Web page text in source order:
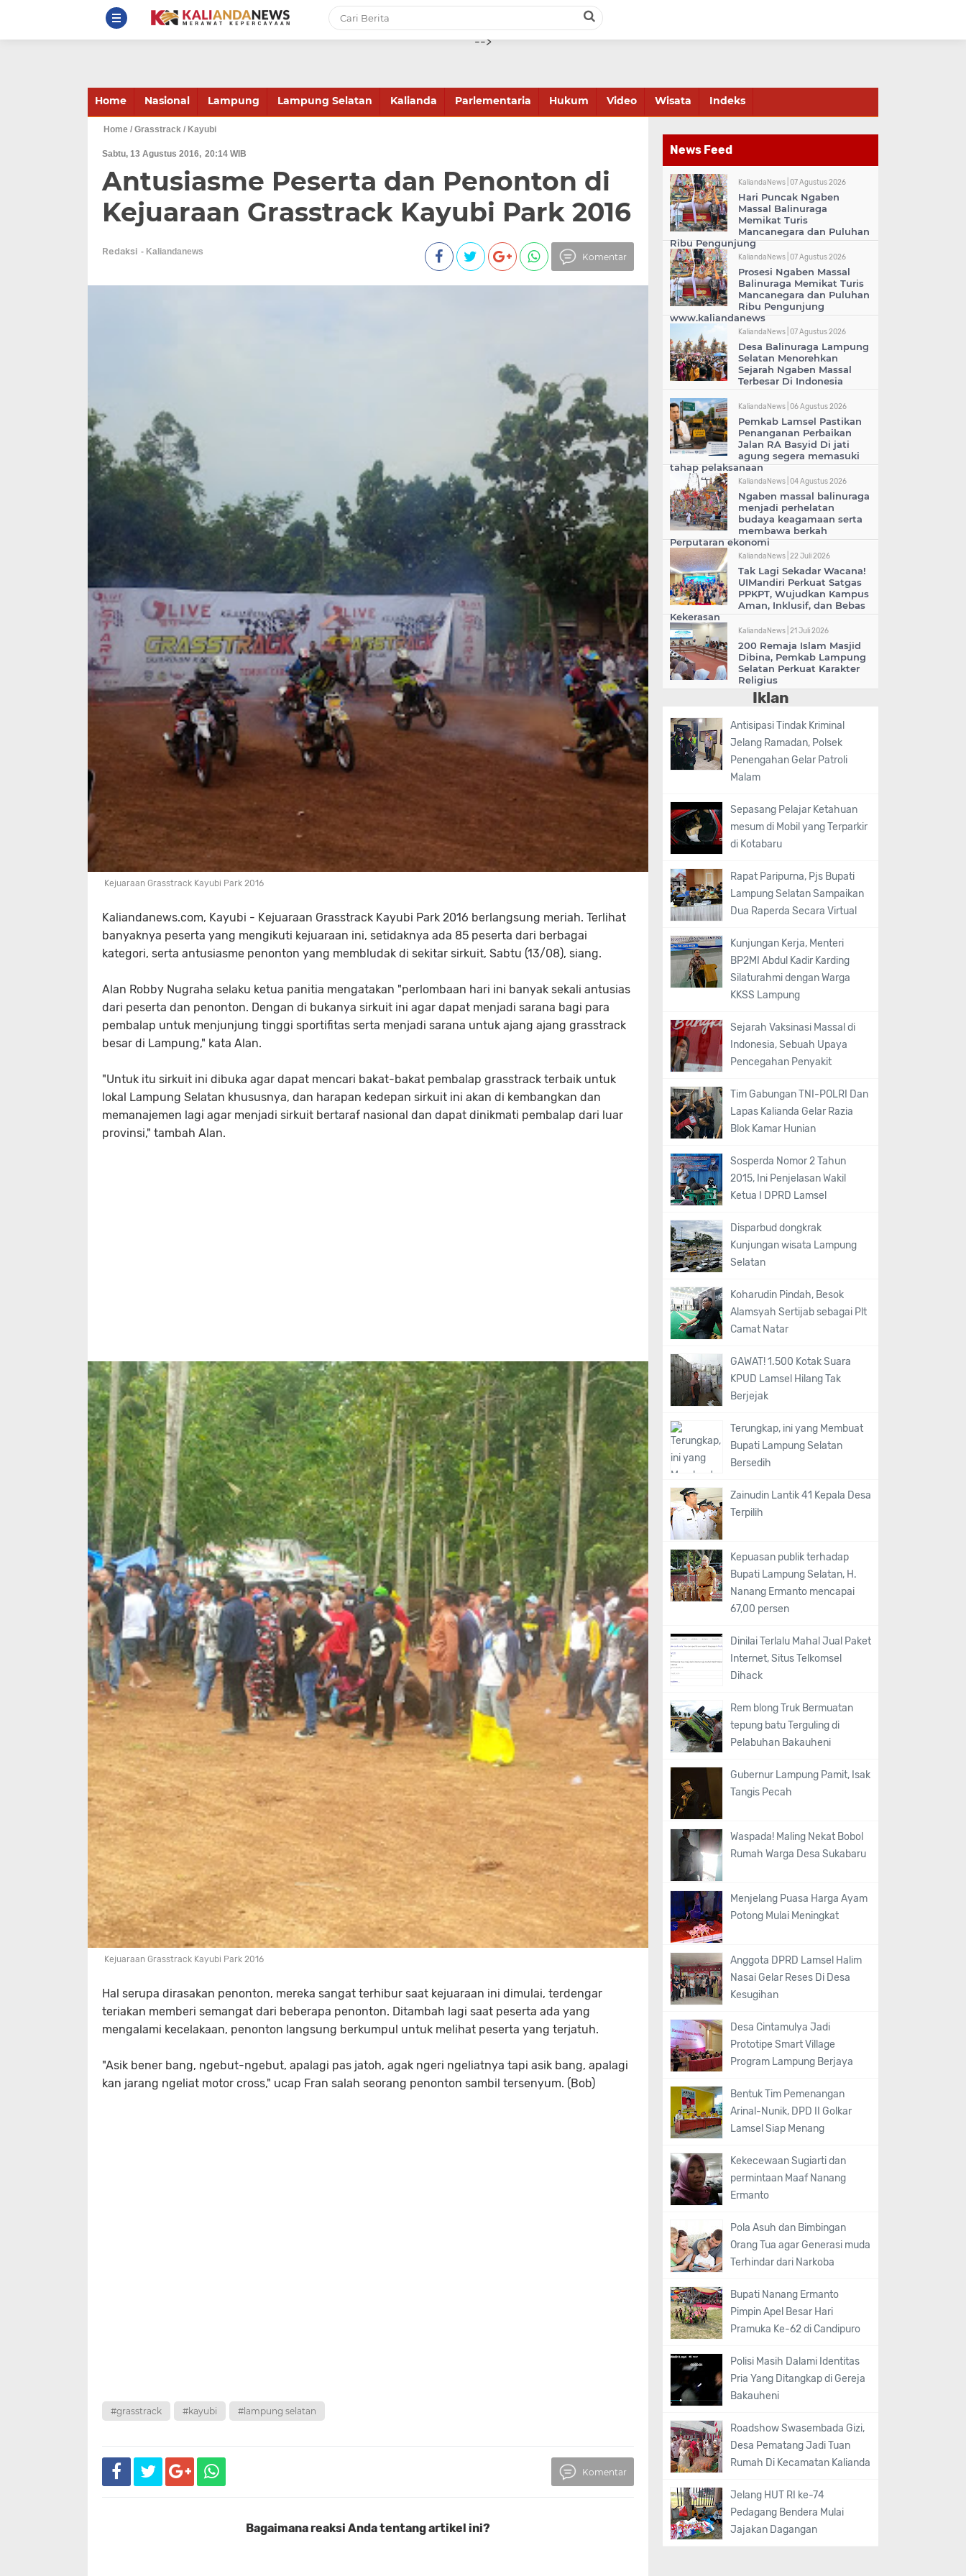
-->
Home Nasional Lampung Lampung Selatan Kalianda Parlementaria Hukum Video Wisata Indeks
Home / Grasstrack / Kayubi
Sabtu, 13 Agustus 2016 20:14 WIB
Antusiasme Peserta dan Penonton di
Kejuaraan Grasstrack Kayubi Park 2016
Redaksi
Komentar
Kejuaraan Grasstrack Kayubi Park 2016
Kaliandanews.com, Kayubi - Kejuaraan Grasstrack Kayubi Park 2016 berlangsung meriah. Terlihat
banyaknya peserta yang mengikuti kejuaraan ini, setidaknya ada 85 peserta dari berbagai
kategori, serta antusiasme penonton yang membludak di sekitar sirkuit, Sabtu (13/08), siang.
Alan Robby Nugraha selaku ketua panitia mengatakan "perlombaan hari ini banyak sekali antusias
dari peserta dan penonton. Dengan di bukanya sirkuit ini agar dapat menjadi sarana bagi para
pembalap untuk menjunjung tinggi sportifitas serta menjadi sarana untuk ajang ajang grasstrack
besar di Lampung," kata Alan.
"Untuk itu sirkuit ini dibuka agar dapat mencari bakat-bakat pembalap grasstrack terbaik untuk
lokal Lampung Selatan khususnya, dan harapan kedepan sirkuit ini akan di kembangkan dan
memanajemen lagi agar menjadi sirkuit bertaraf nasional dan dapat dinikmati pembalap dari luar
provinsi," tambah Alan.
Kejuaraan Grasstrack Kayubi Park 2016
Hal serupa dirasakan penonton, mereka sangat terhibur saat kejuaraan ini dimulai, terdengar
teriakan memberi semangat dari beberapa penonton. Ditambah lagi saat peserta ada yang
mengalami kecelakaan, penonton langsung berkumpul untuk melihat peserta yang terjatuh.
"Asik bener bang, ngebut-ngebut, apalagi pas jatoh, agak ngeri ngeliatnya tapi asik bang, apalagi
kan jarang ngeliat motor cross," ucap Fran salah seorang penonton sambil tersenyum. (Bob)
#grasstrack #kayubi #lampung selatan
Komentar
Bagaimana reaksi Anda tentang artikel ini?
News Feed
KaliandaNews | 07 Agustus 2026
Hari Puncak Ngaben
Massal Balinuraga
Memikat Turis
Mancanegara dan Puluhan
Ribu Pengunjung
KaliandaNews | 07 Agustus 2026
Prosesi Ngaben Massal
Balinuraga Memikat Turis
Mancanegara dan Puluhan
Ribu Pengunjung
www.kaliandanews
KaliandaNews | 07 Agustus 2026
Desa Balinuraga Lampung
Selatan Menorehkan
Sejarah Ngaben Massal
Terbesar Di Indonesia
KaliandaNews | 06 Agustus 2026
Pemkab Lamsel Pastikan
Penanganan Perbaikan
Jalan RA Basyid Di jati
agung segera memasuki
tahap pelaksanaan
KaliandaNews | 04 Agustus 2026
Ngaben massal balinuraga
menjadi perhelatan
budaya keagamaan serta
membawa berkah
Perputaran ekonomi
KaliandaNews | 22 Juli 2026
Tak Lagi Sekadar Wacana!
UIMandiri Perkuat Satgas
PPKPT, Wujudkan Kampus
Aman, Inklusif, dan Bebas
Kekerasan
KaliandaNews | 21 Juli 2026
200 Remaja Islam Masjid
Dibina, Pemkab Lampung
Selatan Perkuat Karakter
Religius
Iklan
Antisipasi Tindak Kriminal
Jelang Ramadan, Polsek
Penengahan Gelar Patroli
Malam
Sepasang Pelajar Ketahuan
mesum di Mobil yang Terparkir
di Kotabaru
Rapat Paripurna, Pjs Bupati
Lampung Selatan Sampaikan
Dua Raperda Secara Virtual
Kunjungan Kerja, Menteri
BP2MI Abdul Kadir Karding
Silaturahmi dengan Warga
KKSS Lampung
Sejarah Vaksinasi Massal di
Indonesia, Sebuah Upaya
Pencegahan Penyakit
Tim Gabungan TNI-POLRI Dan
Lapas Kalianda Gelar Razia
Blok Kamar Hunian ‎
Sosperda Nomor 2 Tahun
2015, Ini Penjelasan Wakil
Ketua I DPRD Lamsel
Disparbud dongkrak
Kunjungan wisata Lampung
Selatan
Koharudin Pindah, Besok
Alamsyah Sertijab sebagai Plt
Camat Natar
GAWAT! 1.500 Kotak Suara
KPUD Lamsel Hilang Tak
Berjejak
Terungkap, ini yang Membuat
Bupati Lampung Selatan
Bersedih
Zainudin Lantik 41 Kepala Desa
Terpilih
Kepuasan publik terhadap
Bupati Lampung Selatan, H.
Nanang Ermanto mencapai
67,00 persen
Dinilai Terlalu Mahal Jual Paket
Internet, Situs Telkomsel
Dihack
Rem blong Truk Bermuatan
tepung batu Terguling di
Pelabuhan Bakauheni
Gubernur Lampung Pamit, Isak
Tangis Pecah
Waspada! Maling Nekat Bobol
Rumah Warga Desa Sukabaru
Menjelang Puasa Harga Ayam
Potong Mulai Meningkat
Anggota DPRD Lamsel Halim
Nasai Gelar Reses Di Desa
Kesugihan
Desa Cintamulya Jadi
Prototipe Smart Village
Program Lampung Berjaya
Bentuk Tim Pemenangan
Arinal-Nunik, DPD II Golkar
Lamsel Siap Menang
Kekecewaan Sugiarti dan
permintaan Maaf Nanang
Ermanto
Pola Asuh dan Bimbingan
Orang Tua agar Generasi muda
Terhindar dari Narkoba
Bupati Nanang Ermanto
Pimpin Apel Besar Hari
Pramuka Ke-62 di Candipuro
Polisi Masih Dalami Identitas
Pria Yang Ditangkap di Gereja
Bakauheni
Roadshow Swasembada Gizi,
Desa Pematang Jadi Tuan
Rumah Di Kecamatan Kalianda
Jelang HUT RI ke-74
Pedagang Bendera Mulai
Jajakan Dagangan